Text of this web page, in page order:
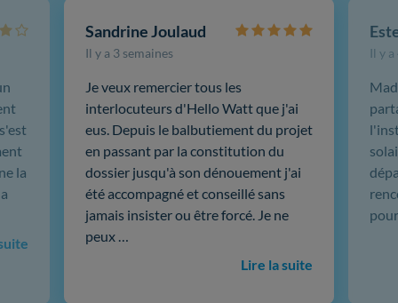
Sandrine Joulaud
Il y a 3 semaines
Je veux remercier tous les
interlocuteurs d'Hello Watt que j'ai
eus. Depuis le balbutiement du projet
en passant par la constitution du
dossier jusqu'à son dénouement j'ai
été accompagné et conseillé sans
jamais insister ou être forcé. Je ne
peux …
Lire la suite
Il y
la